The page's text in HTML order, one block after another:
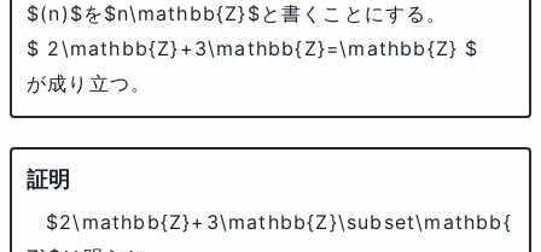
$(n)$を$n\mathbb{Z}$と書くことにする。
$ 2\mathbb{Z}+3\mathbb{Z}=\mathbb{Z} $
が成り立つ。
$2\mathbb{Z}+3\mathbb{Z}\subset\mathbb{